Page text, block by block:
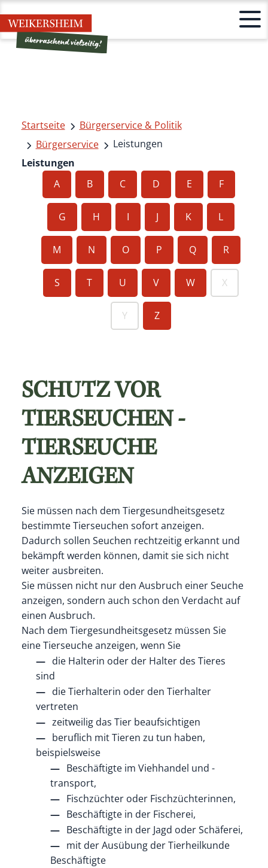
Startseite
Bürgerservice & Politik
Bürgerservice
Leistungen
Leistungen
A
B C D E F
G H I J K L
M N O P Q R
S T U V W X
Y Z
SCHUTZ VOR
TIERSEUCHEN -
TIERSEUCHE
ANZEIGEN
Sie müssen nach dem Tiergesundheitsgesetz
bestimmte Tierseuchen sofort anzeigen.
Dadurch sollen Seuchen rechtzeitig erkannt und
bekämpft werden können, damit sie sich nicht
weiter ausbreiten.
Sie müssen nicht nur den Ausbruch einer Seuche
anzeigen, sondern auch schon den Verdacht auf
einen Ausbruch.
Nach dem Tiergesundheitsgesetz müssen Sie
eine Tierseuche anzeigen, wenn Sie
die Halterin oder der Halter des Tieres
sind
die Tierhalterin oder den Tierhalter
vertreten
zeitweilig das Tier beaufsichtigen
beruflich mit Tieren zu tun haben,
beispielsweise
Beschäftigte im Viehhandel und -
transport,
Fischzüchter oder Fischzüchterinnen,
Beschäftigte in der Fischerei,
Beschäftigte in der Jagd oder Schäferei,
mit der Ausübung der Tierheilkunde
Beschäftigte